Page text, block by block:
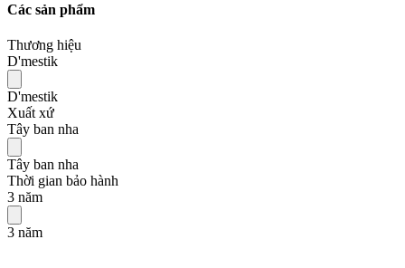
Các sản phẩm
Thương hiệu
D'mestik
D'mestik
Xuất xứ
Tây ban nha
Tây ban nha
Thời gian bảo hành
3 năm
3 năm